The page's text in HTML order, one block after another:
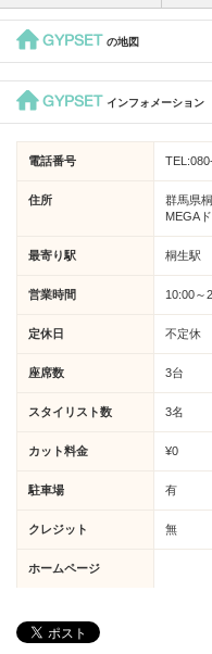
GYPSET の地図
GYPSET インフォメーション
電話番号
住所
群馬県
MEGA
最寄り駅 桐生駅
営業時間 10:00～
定休日 不定休
座席数 3台
スタイリスト数 3名
カット料金 ¥0
駐車場 有
クレジット 無
ホームページ